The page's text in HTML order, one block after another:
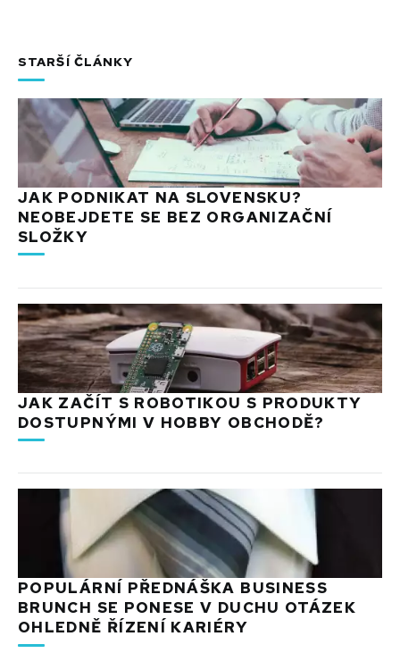
STARŠÍ ČLÁNKY
JAK PODNIKAT NA SLOVENSKU?
NEOBEJDETE SE BEZ ORGANIZAČNÍ
SLOŽKY
JAK ZAČÍT S ROBOTIKOU S PRODUKTY
DOSTUPNÝMI V HOBBY OBCHODĚ?
POPULÁRNÍ PŘEDNÁŠKA BUSINESS
BRUNCH SE PONESE V DUCHU OTÁZEK
OHLEDNĚ ŘÍZENÍ KARIÉRY